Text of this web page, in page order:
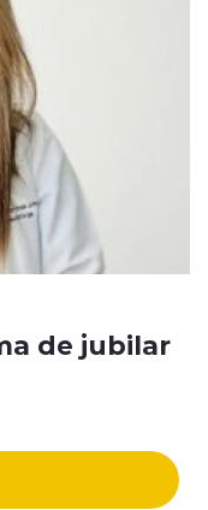
de jubilar